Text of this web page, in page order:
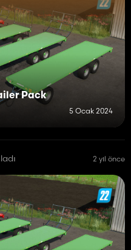
Pack
5 Ocak 2024
2 yıl önce